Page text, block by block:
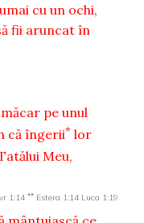
cu un ochi,
fii aruncat în
pe unul
că îngerii* lor
Meu,
1:14 ** Estera 1:14 Luca 1:19